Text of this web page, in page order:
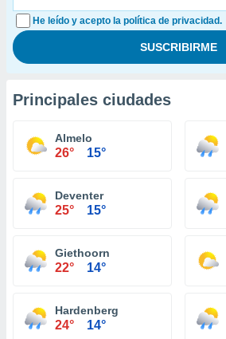
He leído y acepto la política de privacidad.
Principales ciudades
Almelo
26° 15°
Deventer
25° 15°
Giethoorn
22° 14°
Hardenberg
24° 14°